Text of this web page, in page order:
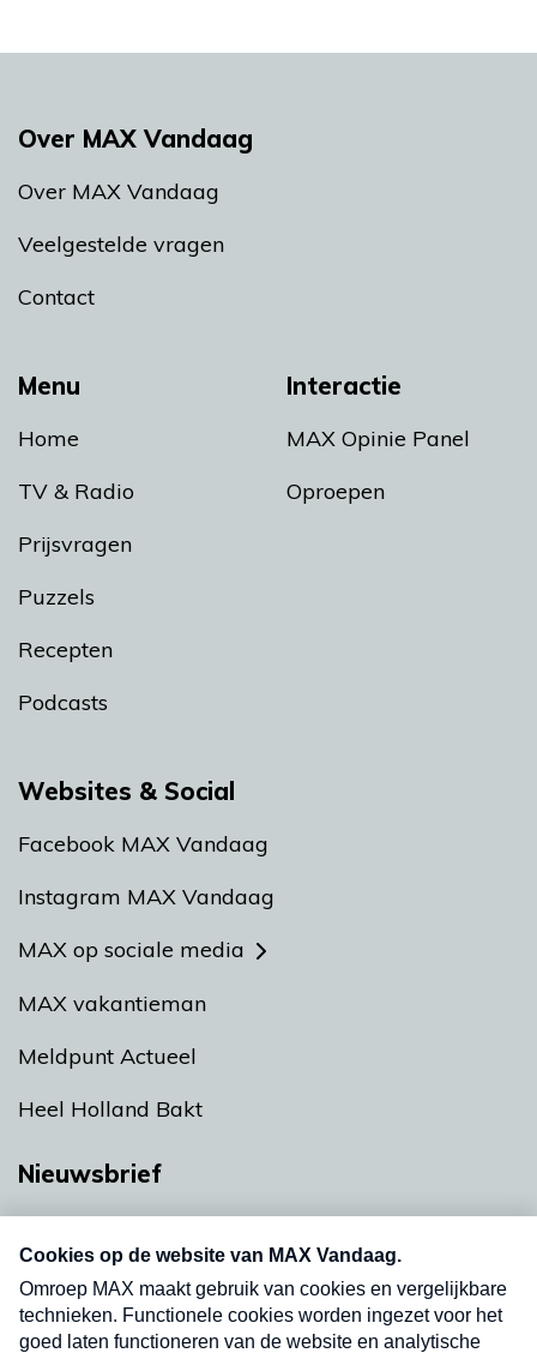
Menu
Home
TV & Radio
Prijsvragen
Puzzels
Recepten
Podcasts
Interactie
MAX Opinie Panel
Oproepen
Over MAX Vandaag
Over MAX Vandaag
Veelgestelde vragen
Contact
Websites & Social
Facebook MAX Vandaag
Instagram MAX Vandaag
MAX op sociale media
MAX vakantieman
Meldpunt Actueel
Heel Holland Bakt
Nieuwsbrief
nieuwsbrief. Elke vrijdag- en dinsdagochtend in
uw mailbox.
Verzend